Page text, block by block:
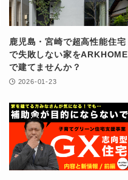
鹿児島・宮崎で超高性能住宅
で失敗しない家をARKHOME
で建てませんか？
2026-01-23